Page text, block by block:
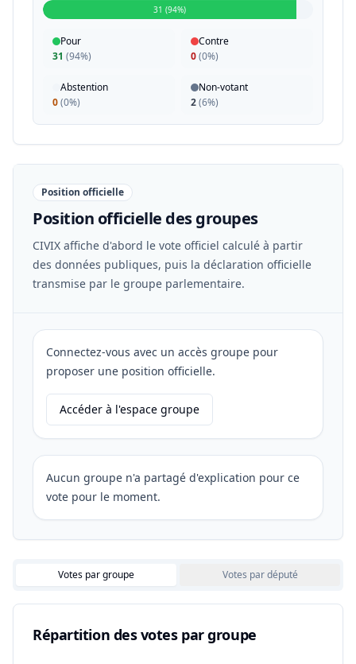
31 (94%)
Pour
31 (94%)
Contre
0(0%)
Abstention
0(0%)
Non-votant
2(6%)
Position officielle
Position officielle des groupes
CIVIX affiche d'abord le vote officiel calculé à partir
des données publiques, puis la déclaration officielle
transmise par le groupe parlementaire.
Connectez-vous avec un accès groupe pour
proposer une position officielle.
Accéder à l'espace groupe
Aucun groupe n'a partagé d'explication pour ce
vote pour le moment.
Votes par groupe Votes par député
Répartition des votes par groupe